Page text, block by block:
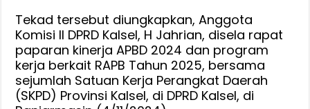
Tekad tersebut diungkapkan, Anggota
Komisi II DPRD Kalsel, H Jahrian, disela rapat
paparan kinerja APBD 2024 dan program
kerja berkait RAPB Tahun 2025, bersama
sejumlah Satuan Kerja Perangkat Daerah
(SKPD) Provinsi Kalsel, di DPRD Kalsel, di